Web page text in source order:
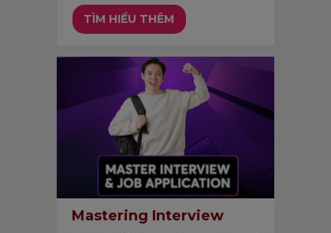
Mastering Interview
TÌM HIỂU THÊM